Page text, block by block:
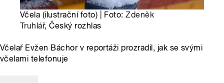
Včela (ilustrační foto) | Foto:Zdeněk
Truhlář, Český rozhlas
Včelař Evžen Báchor v reportáži prozradil, jak se svými
včelami telefonuje